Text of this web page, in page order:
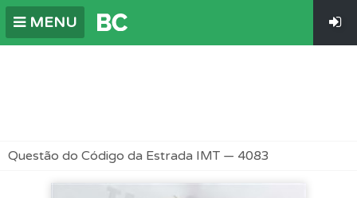
MENU
Questão do Código da Estrada IMT — 4083